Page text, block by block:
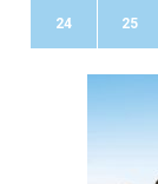
24 25